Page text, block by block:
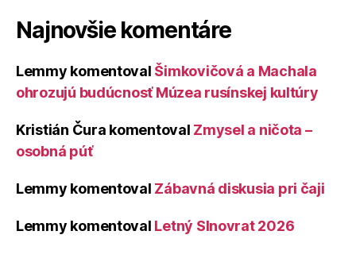
Najnovšie komentáre
Lemmy komentoval Šimkovičová a Machala
ohrozujú budúcnosť Múzea rusínskej kultúry
Kristián Čura komentoval Zmysel a ničota –
osobná púť
Lemmy komentoval Zábavná diskusia pri čaji
Lemmy komentoval Letný Slnovrat 2026